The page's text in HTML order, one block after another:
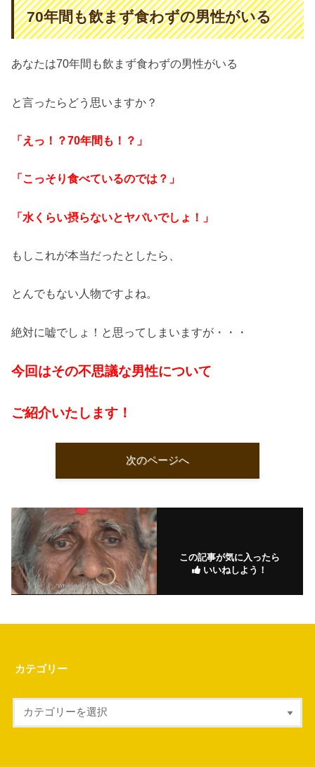
70年間も飲まず食わずの男性がいる
あなたは70年間も飲まず食わずの男性がいる
と言ったらどう思いますか？
「えっ！？70年間も！？」
「こっそり食べているのでは？」
「水くらい摂らないとヤバいでしょ！」
もしこれが本当だったとしたら、
とんでもない人物ですよね。
絶対に嘘でしょ！と思ってしまいますが・・・
今回はその不思議な男性について
ご紹介いたします！
次のページへ
この記事が気に入ったら
いいねしよう！
カテゴリー